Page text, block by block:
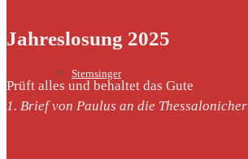
Sternsinger
Jahreslosung 2025
Prüft alles und behaltet das Gute
1. Brief von Paulus an die Thessalonicher